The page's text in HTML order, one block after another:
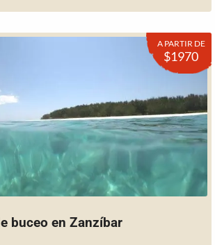
A PARTIR DE
$1970
buceo en Zanzíbar